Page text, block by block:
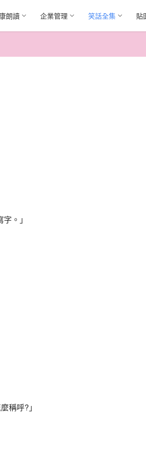
朗讀 企業管理 笑話全集 貼
。」
稱呼?」